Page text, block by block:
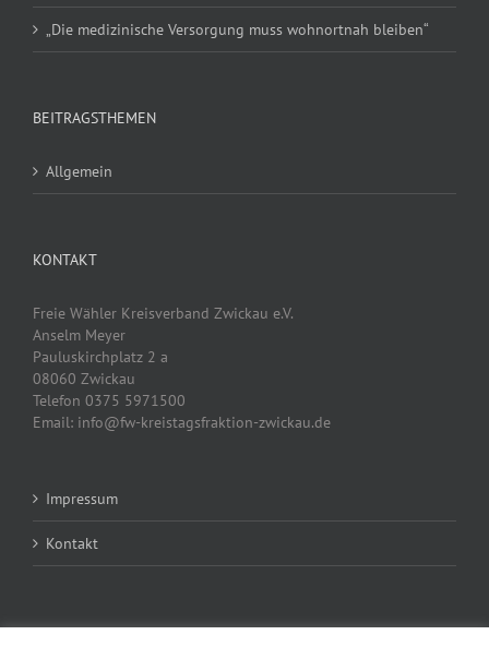
„Die medizinische Versorgung muss wohnortnah bleiben“
BEITRAGSTHEMEN
Allgemein
KONTAKT
Freie Wähler Kreisverband Zwickau e.V.
Anselm Meyer
Pauluskirchplatz 2 a
08060 Zwickau
Telefon 0375 5971500
Email: info@fw-kreistagsfraktion-zwickau.de
Impressum
Kontakt